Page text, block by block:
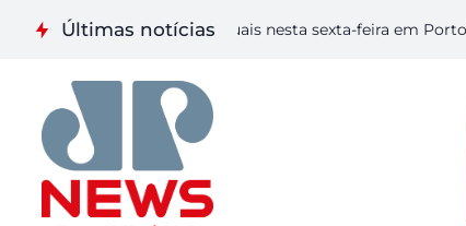
Últimas notícias
etapa de Artes Visuais nesta sexta-feira em Porto Velho